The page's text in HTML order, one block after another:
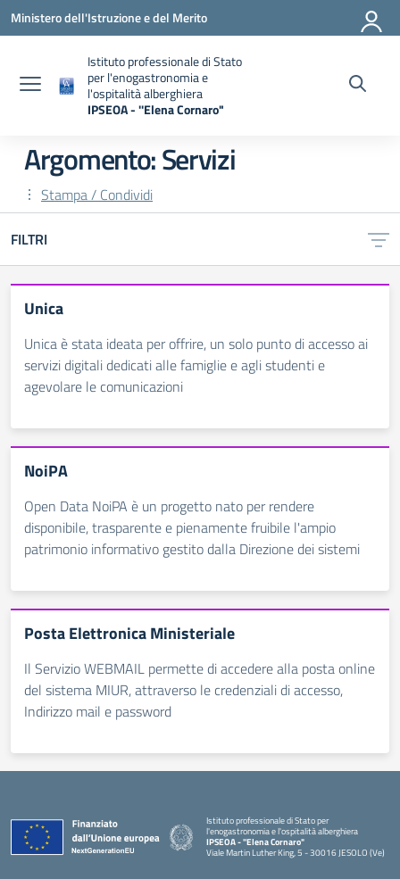
Vai ai contenuti
Vai al menu di navigazione
Vai al footer
Ministero dell'Istruzione e del Merito
Istituto professionale di Stato
per l'enogastronomia e
l'ospitalità alberghiera
IPSEOA - ''Elena Cornaro"
Argomento: Servizi
Stampa / Condividi
FILTRI
Unica
Unica è stata ideata per offrire, un solo punto di accesso ai
servizi digitali dedicati alle famiglie e agli studenti e
agevolare le comunicazioni
NoiPA
Open Data NoiPA è un progetto nato per rendere
disponibile, trasparente e pienamente fruibile l'ampio
patrimonio informativo gestito dalla Direzione dei sistemi
Posta Elettronica Ministeriale
Il Servizio WEBMAIL permette di accedere alla posta online
del sistema MIUR, attraverso le credenziali di accesso,
Indirizzo mail e password
Istituto professionale di Stato per
l'enogastronomia e l'ospitalità alberghiera
IPSEOA - ''Elena Cornaro"
Viale Martin Luther King, 5 - 30016 JESOLO (Ve)
— Visita la pagina iniziale della scuola